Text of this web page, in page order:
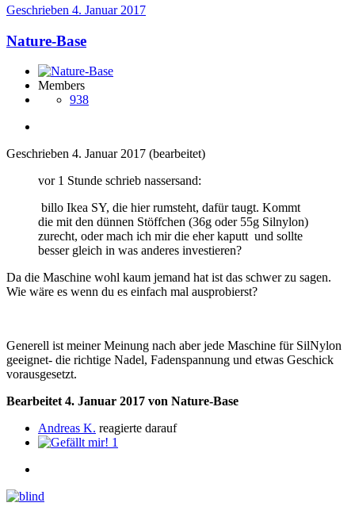
Geschrieben 4. Januar 2017
Nature-Base
Members
938
Geschrieben 4. Januar 2017 (bearbeitet)
vor 1 Stunde schrieb nassersand:
billo Ikea SY, die hier rumsteht, dafür taugt. Kommt
die mit den dünnen Stöffchen (36g oder 55g Silnylon)
zurecht, oder mach ich mir die eher kaputt und sollte
besser gleich in was anderes investieren?
Da die Maschine wohl kaum jemand hat ist das schwer zu sagen.
Wie wäre es wenn du es einfach mal ausprobierst?
Generell ist meiner Meinung nach aber jede Maschine für SilNylon
geeignet- die richtige Nadel, Fadenspannung und etwas Geschick
vorausgesetzt.
Bearbeitet4. Januar 2017 von Nature-Base
Andreas K. reagierte darauf
1